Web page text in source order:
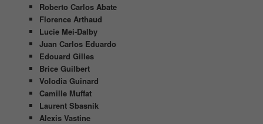
Roberto Carlos Abate
Florence Arthaud
Lucie Mei-Dalby
Juan Carlos Eduardo
Edouard Gilles
Brice Guilbert
Volodia Guinard
Camille Muffat
Laurent Sbasnik
Alexis Vastine